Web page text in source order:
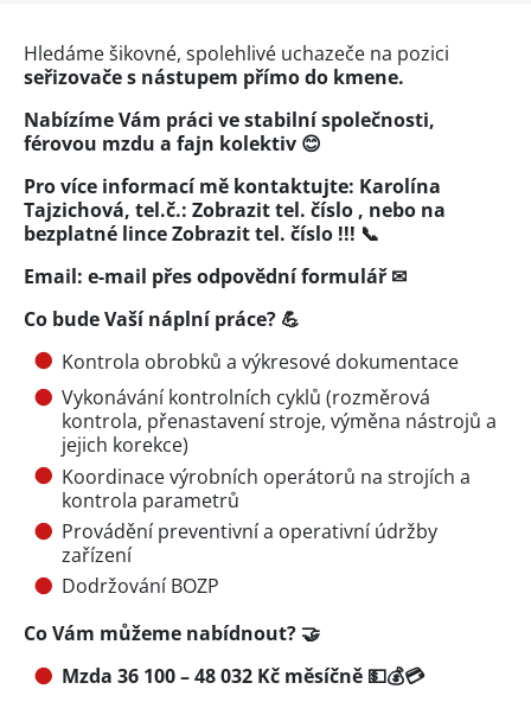
Hledáme šikovné, spolehlivé uchazeče na pozici
seřizovače s nástupem přímo do kmene.
Nabízíme Vám práci ve stabilní společnosti,
férovou mzdu a fajn kolektiv 😊
Pro více informací mě kontaktujte: Karolína
Tajzichová, tel.č.: Zobrazit tel. číslo , nebo na
bezplatné linceZobrazit tel. číslo !!! 📞
Email: e-mail přesodpovědní formulář✉︎
Co bude Vaší náplní práce? 💪
Kontrola obrobků a výkresové dokumentace
Vykonávání kontrolních cyklů (rozměrová
kontrola, přenastavení stroje, výměna nástrojů a
jejich korekce)
Koordinace výrobních operátorů na strojích a
kontrola parametrů
Provádění preventivní a operativní údržby
zařízení
Dodržování BOZP
Co Vám můžeme nabídnout? 🤝
Mzda 36 100 – 48 032 Kč měsíčně 💵💰💳